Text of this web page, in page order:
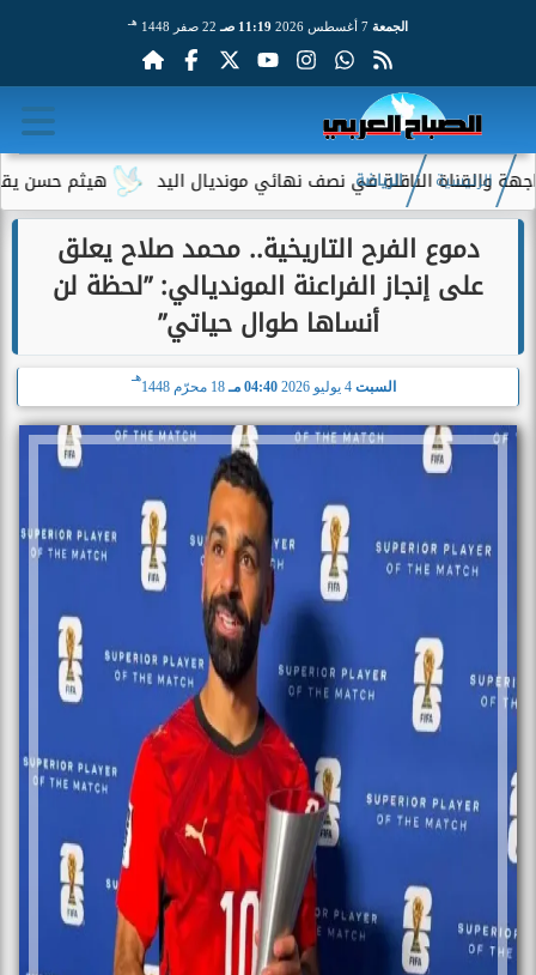
الجمعة 11:19 صـ 22 صفر 1448 هـ
هيثم حسن يقترب من الناقلة في نصف نهائي مونديال اليد
الرئيسية الرياضة
دموع الفرح التاريخية.. محمد صلاح يعلق
على إنجاز الفراعنة المونديالي: ”لحظة لن
أنساها طوال حياتي”
السبت 4 يوليو 2026 04:40 مـ 18 محرّم 1448
هـ